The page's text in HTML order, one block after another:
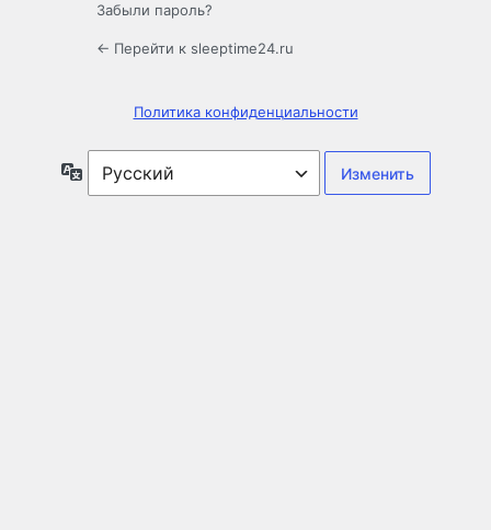
Забыли пароль?
← Перейти к sleeptime24.ru
Политика конфиденциальности
Язык